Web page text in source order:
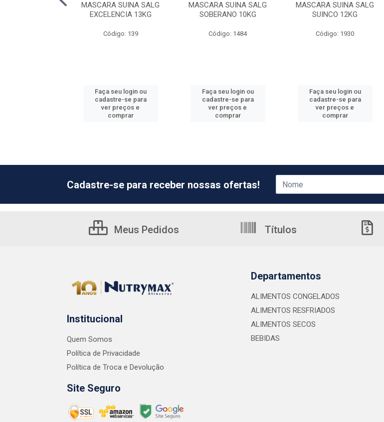
MASCARA SUINA SALG
EXCELENCIA 13KG
Código: 139
Faça seu login ou
cadastre-se para
ver preços e
comprar
MASCARA SUINA SALG
SOBERANO 10KG
Código: 1484
Faça seu login ou
cadastre-se para
ver preços e
comprar
MASCARA SUINA SALG
SUINCO 12KG
Código: 1930
Faça seu login ou
cadastre-se para
ver preços e
comprar
Cadastre-se para receber nossas ofertas!
Meus Pedidos Títulos
Institucional
Quem Somos
Política de Privacidade
Política de Troca e Devolução
Site Seguro
Departamentos
ALIMENTOS CONGELADOS
ALIMENTOS RESFRIADOS
ALIMENTOS SECOS
BEBIDAS